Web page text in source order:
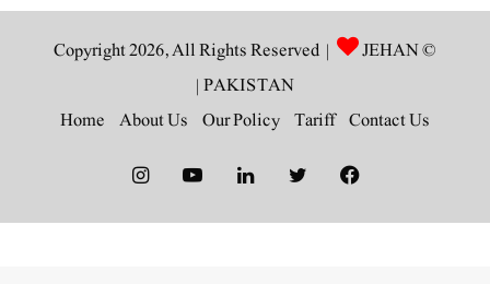
© Copyright 2026, All Rights Reserved |
JEHAN
PAKISTAN
|
Contact Us
Tariff
Our Policy
About Us
Home
Facebook
Twitter
LinkedIn
YouTube
Instagram